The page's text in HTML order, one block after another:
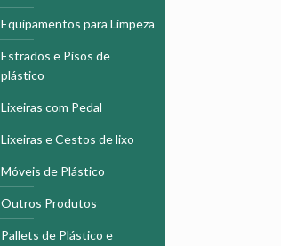
Equipamentos para Limpeza
Estrados e Pisos de
plástico
Lixeiras com Pedal
Lixeiras e Cestos de lixo
Móveis de Plástico
Outros Produtos
Pallets de Plástico e